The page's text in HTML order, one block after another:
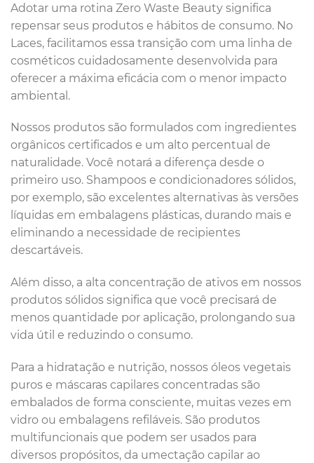
Adotar uma rotina Zero Waste Beauty significa
repensar seus produtos e hábitos de consumo. No
Laces, facilitamos essa transição com uma linha de
cosméticos cuidadosamente desenvolvida para
oferecer a máxima eficácia com o menor impacto
ambiental.
Nossos produtos são formulados com ingredientes
orgânicos certificados e um alto percentual de
naturalidade. Você notará a diferença desde o
primeiro uso. Shampoos e condicionadores sólidos,
por exemplo, são excelentes alternativas às versões
líquidas em embalagens plásticas, durando mais e
eliminando a necessidade de recipientes
descartáveis.
Além disso, a alta concentração de ativos em nossos
produtos sólidos significa que você precisará de
menos quantidade por aplicação, prolongando sua
vida útil e reduzindo o consumo.
Para a hidratação e nutrição, nossos óleos vegetais
puros e máscaras capilares concentradas são
embalados de forma consciente, muitas vezes em
vidro ou embalagens refiláveis. São produtos
multifuncionais que podem ser usados para
diversos propósitos, da umectação capilar ao